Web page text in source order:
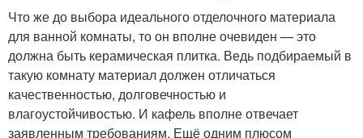
Что же до выбора идеального отделочного материала
для ванной комнаты, то он вполне очевиден — это
должна быть керамическая плитка. Ведь подбираемый в
такую комнату материал должен отличаться
качественностью, долговечностью и
влагоустойчивостью. И кафель вполне отвечает
заявленным требованиям. Ещё одним плюсом